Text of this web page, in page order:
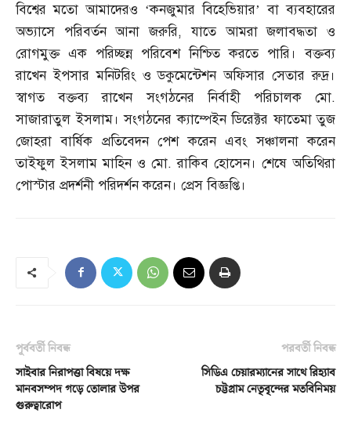
বিশ্বের মতো আমাদেরও ‘কনজুমার বিহেভিয়ার’ বা ব্যবহারের
অভ্যাসে পরিবর্তন আনা জরুরি,যাতে আমরা জলাবদ্ধতা ও
রোগমুক্ত এক পরিচ্ছন্ন পরিবেশ নিশ্চিত করতে পারি। বক্তব্য
রাখেন ইপসার মনিটরিং ও ডকুমেন্টেশন অফিসার সেতার রুদ্র।
স্বাগত বক্তব্য রাখেন সংগঠনের নির্বাহী পরিচালক মো.
সাজারাতুল ইসলাম। সংগঠনের ক্যাম্পেইন ডিরেক্টর ফাতেমা তুজ
জোহরা বার্ষিক প্রতিবেদন পেশ করেন এবং সঞ্চালনা করেন
তাইফুল ইসলাম মাহিন ও মো.রাকিব হোসেন। শেষে অতিথিরা
পোস্টার প্রদর্শনী পরিদর্শন করেন। প্রেস বিজ্ঞপ্তি।
পূর্ববর্তী নিবন্ধ
সাইবার নিরাপত্তা বিষয়ে দক্ষ
মানবসম্পদ গড়ে তোলার উপর
গুরুত্বারোপ
পরবর্তী নিবন্ধ
সিডিএ চেয়ারম্যানের সাথে রিহ্যাব
চট্টগ্রাম নেতৃবৃন্দের মতবিনিময়